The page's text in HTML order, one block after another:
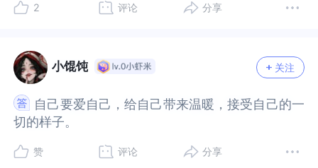
我，他们就是他们，和我不相同，有时候我会进一
他人的声音像耳朵被空气堵住时听到的感觉，我可
以出去，但是我很喜欢那种状态，然后睡眠我不知
道，因为我熬夜好几年了基本放下手机就睡了，但
是周末睡足够时间了也会精力匮乏，不想动，饭也
不想吃，洗漱也不想动，食欲在发现被孤立以前就
变得很低了，饭量只有同龄三分之二甚至一半，比
以前少的多，我的身高是153，体重一直在40kg左右
就是他们，和我不相同，有时候我会进一种很神奇
音像耳朵被空气堵住时听到的感觉，我可以出去，
但是我很喜欢那种状态，然后睡眠我不知道，因为
我熬夜好几年了基本放下手机就睡了，但是周末睡
足够时间了也会精力匮乏，不想动，饭也不想吃，
洗漱也不想动，食欲在发现被孤立以前就变得很低
了，饭量只有同龄三分之二甚至一半，比以前少的
多，我的身高是153，体重一直在40kg左右徘徊徘，
不外散，复杂的事情简单做简单生活，少想多学多
散，复杂的事情简单做简单生活，少想多学多做。
2 评论 分享
小馄饨 关注
自己要爱自己，给自己带来温暖，接受自己的一
切的样子。
切的样子。
赞 评论 分享